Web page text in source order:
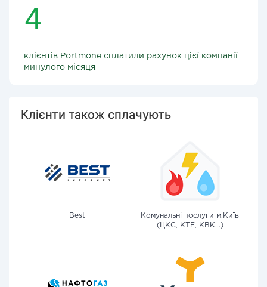
4
клієнтів Portmone сплатили рахунок цієї компанії
минулого місяця
Клієнти також сплачують
Best
Комунальні послуги м.Київ
(ЦКС, КТЕ, КВК...)